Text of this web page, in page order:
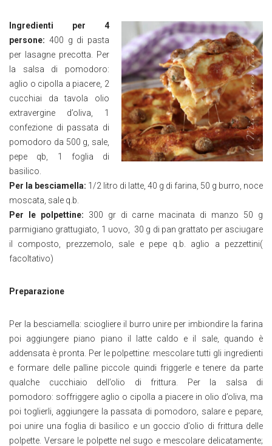
Ingredienti per 4
persone: 400 g di pasta
per lasagne precotta. Per
la salsa di pomodoro:
aglio o cipolla a piacere, 2
cucchiai da tavola olio
extravergine d’oliva, 1
confezione di passata di
pomodoro da 500 g, sale,
pepe qb, 1 foglia di
basilico.
Per la besciamella: 1/2 litro di latte, 40 g di farina, 50 g burro, noce
moscata, sale q.b.
Per le polpettine: 300 gr di carne macinata di manzo 50 g
parmigiano grattugiato, 1 uovo, 30 g di pan grattato per asciugare
il composto, prezzemolo, sale e pepe q.b. aglio a pezzettini(
facoltativo)
Preparazione
Per la besciamella: sciogliere il burro unire per imbiondire la farina
poi aggiungere piano piano il latte caldo e il sale, quando è
addensata è pronta. Per le polpettine: mescolare tutti gli ingredienti
e formare delle palline piccole quindi friggerle e tenere da parte
qualche cucchiaio dell’olio di frittura. Per la salsa di
pomodoro: soffriggere aglio o cipolla a piacere in olio d’oliva, ma
poi toglierli, aggiungere la passata di pomodoro, salare e pepare,
poi unire una foglia di basilico e un goccio d’olio di frittura delle
polpette. Versare le polpette nel sugo e mescolare delicatamente;